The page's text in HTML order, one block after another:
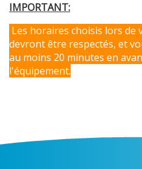
IMPORTANT:
Les horaires choisis lors de
devront être respectés, et
au moins 20 minutes en
l'équipement.